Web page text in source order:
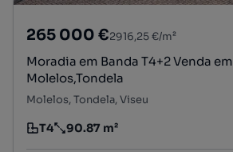
265 000 €2916,25 €/m²
Moradia em Banda T4+2 Venda em
Molelos,Tondela
Molelos, Tondela, Viseu
Tipologia
T4
Preço por metro quadrado
90.87 m²